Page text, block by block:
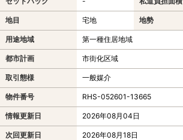
地目 宅地 地勢
用途地域 第一種住居地域
都市計画 市街化区域
取引態様 一般媒介
物件番号 RHS-052601-13665
情報更新日 2026年08月04日
次回更新日
2026年08月18日